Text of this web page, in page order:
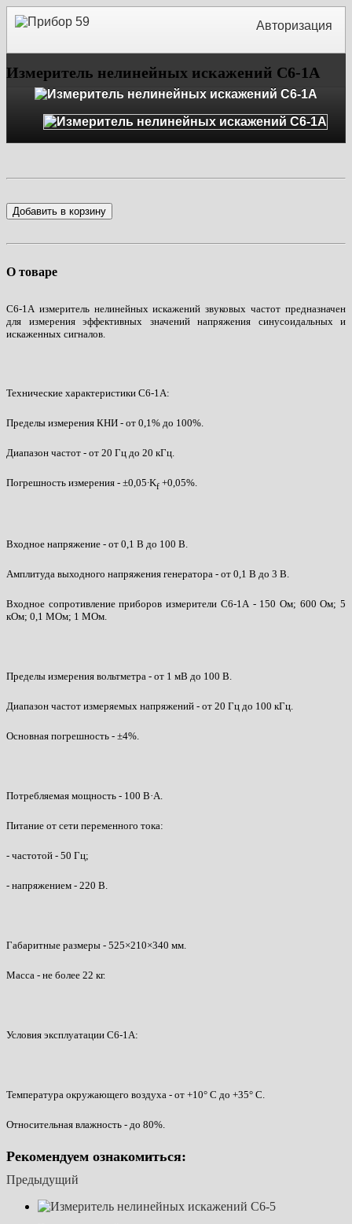
Авторизация
Измеритель нелинейных искажений С6-1А
Добавить в корзину
О товаре
С6-1А измеритель нелинейных искажений звуковых частот предназначен
для измерения эффективных значений напряжения синусоидальных и
искаженных сигналов.
Технические характеристики С6-1А:
Пределы измерения КНИ - от 0,1% до 100%.
Диапазон частот - от 20 Гц до 20 кГц.
Погрешность измерения - ±0,05∙Kf +0,05%.
Входное напряжение - от 0,1 В до 100 В.
Амплитуда выходного напряжения генератора - от 0,1 В до 3 В.
Входное сопротивление приборов измерители С6-1А - 150 Ом; 600 Ом; 5
кОм; 0,1 МОм; 1 МОм.
Пределы измерения вольтметра - от 1 мВ до 100 В.
Диапазон частот измеряемых напряжений - от 20 Гц до 100 кГц.
Основная погрешность - ±4%.
Потребляемая мощность - 100 В·А.
Питание от сети переменного тока:
- частотой - 50 Гц;
- напряжением - 220 В.
Габаритные размеры - 525×210×340 мм.
Масса - не более 22 кг.
Условия эксплуатации С6-1А:
Температура окружающего воздуха - от +10° С до +35° С.
Относительная влажность - до 80%.
Рекомендуем ознакомиться:
Предыдущий